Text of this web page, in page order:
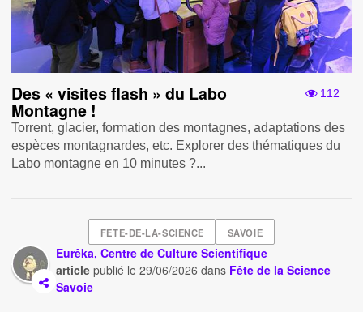
112
Des « visites flash » du Labo
Montagne !
Torrent, glacier, formation des montagnes, adaptations des
espèces montagnardes, etc. Explorer des thématiques du
Labo montagne en 10 minutes ?...
FETE-DE-LA-SCIENCE SAVOIE
Eurêka, Centre de Culture Scientifique
article publié le29/06/2026 dans Fête de la Science
Savoie